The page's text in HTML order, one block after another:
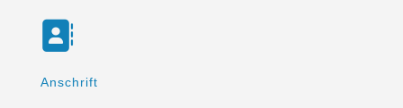
Anschrift